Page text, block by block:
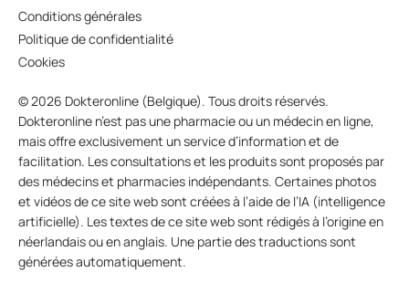
Conditions générales
Politique de confidentialité
Cookies
© 2026 Dokteronline (Belgique). Tous droits réservés.
Dokteronline n’est pas une pharmacie ou un médecin en ligne,
mais offre exclusivement un service d’information et de
facilitation. Les consultations et les produits sont proposés par
des médecins et pharmacies indépendants. Certaines photos
et vidéos de ce site web sont créées à l’aide de l’IA (intelligence
artificielle). Les textes de ce site web sont rédigés à l’origine en
néerlandais ou en anglais. Une partie des traductions sont
générées automatiquement.